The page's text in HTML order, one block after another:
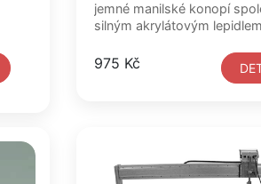
jemné manilské konopí
silným akrylátovým
975 Kč